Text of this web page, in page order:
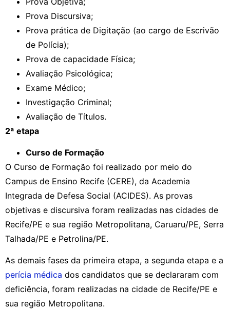
Prova Discursiva;
Prova prática de Digitação (ao cargo de Escrivão
de Polícia);
Prova de capacidade Física;
Avaliação Psicológica;
Exame Médico;
Investigação Criminal;
Avaliação de Títulos.
2ª etapa
Curso de Formação
O Curso de Formação foi realizado por meio do
Campus de Ensino Recife (CERE), da Academia
Integrada de Defesa Social (ACIDES). As provas
objetivas e discursiva foram realizadas nas cidades de
Recife/PE e sua região Metropolitana, Caruaru/PE, Serra
Talhada/PE e Petrolina/PE.
As demais fases da primeira etapa, a segunda etapa e a
perícia médica dos candidatos que se declararam com
deficiência, foram realizadas na cidade de Recife/PE e
sua região Metropolitana.